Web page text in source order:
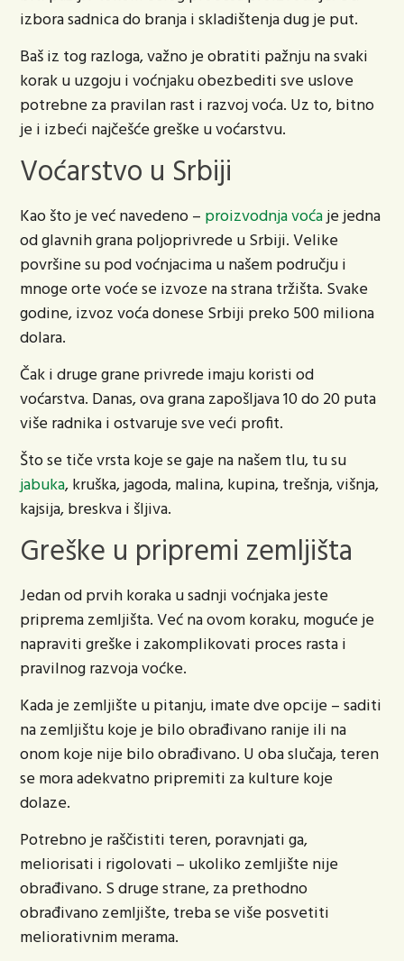
izbora sadnica do branja i skladištenja dug je put.
Baš iz tog razloga, važno je obratiti pažnju na svaki
korak u uzgoju i voćnjaku obezbediti sve uslove
potrebne za pravilan rast i razvoj voća. Uz to, bitno
je i izbeći najčešće greške u voćarstvu.
Voćarstvo u Srbiji
Kao što je već navedeno – proizvodnja voćaje jedna
od glavnih grana poljoprivrede u Srbiji. Velike
površine su pod voćnjacima u našem području i
mnoge orte voće se izvoze na strana tržišta. Svake
godine, izvoz voća donese Srbiji preko 500 miliona
dolara.
Čak i druge grane privrede imaju koristi od
voćarstva. Danas, ova grana zapošljava 10 do 20 puta
više radnika i ostvaruje sve veći profit.
Što se tiče vrsta koje se gaje na našem tlu, tu su
jabuka, kruška, jagoda, malina, kupina, trešnja, višnja,
kajsija, breskva i šljiva.
Greške u pripremi zemljišta
Jedan od prvih koraka u sadnji voćnjaka jeste
priprema zemljišta. Već na ovom koraku, moguće je
napraviti greške i zakomplikovati proces rasta i
pravilnog razvoja voćke.
Kada je zemljište u pitanju, imate dve opcije – saditi
na zemljištu koje je bilo obrađivano ranije ili na
onom koje nije bilo obrađivano. U oba slučaja, teren
se mora adekvatno pripremiti za kulture koje
dolaze.
Potrebno je raščistiti teren, poravnjati ga,
meliorisati i rigolovati – ukoliko zemljište nije
obrađivano. S druge strane, za prethodno
obrađivano zemljište, treba se više posvetiti
meliorativnim merama.